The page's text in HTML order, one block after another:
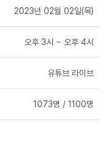
2023년 02월 02일(목)
오후 3시 ~ 오후 4시
유튜브 라이브
1073명 / 1100명